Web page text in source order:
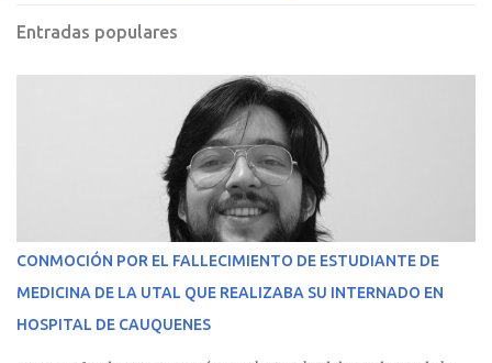
Entradas populares
CONMOCIÓN POR EL FALLECIMIENTO DE ESTUDIANTE DE
MEDICINA DE LA UTAL QUE REALIZABA SU INTERNADO EN
HOSPITAL DE CAUQUENES